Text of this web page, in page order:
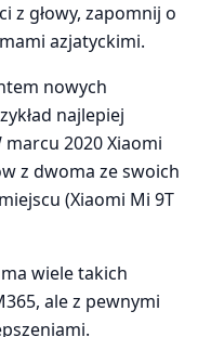
z głowy, zapomnij o
azjatyckimi.
nowych
najlepiej
2020 Xiaomi
z dwoma ze swoich
(Xiaomi Mi 9T
wiele takich
ale z pewnymi